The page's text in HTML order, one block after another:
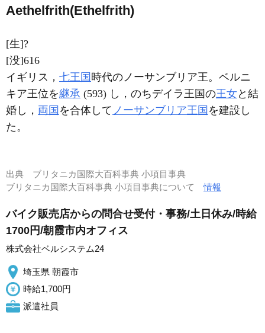
Aethelfrith(Ethelfrith)
[生]?
[没]616
イギリス， 七王国 時代のノーサンブリア王。ベルニ
キア王位を継承 (593) し，のちデイラ王国の王女と結
婚し， 両国 を合体して ノーサンブリア王国 を建設し
た。
出典 ブリタニカ国際大百科事典 小項目事典
ブリタニカ国際大百科事典 小項目事典について情報
バイク販売店からの問合せ受付・事務/土日休み/時給
1700円/朝霞市内オフィス
株式会社ベルシステム24
埼玉県 朝霞市
時給1,700円
派遣社員